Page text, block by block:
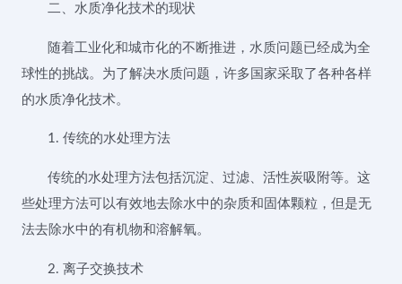
二、水质净化技术的现状
随着工业化和城市化的不断推进，水质问题已经成为全
球性的挑战。为了解决水质问题，许多国家采取了各种各样
的水质净化技术。
1. 传统的水处理方法
传统的水处理方法包括沉淀、过滤、活性炭吸附等。这
些处理方法可以有效地去除水中的杂质和固体颗粒，但是无
法去除水中的有机物和溶解氧。
2. 离子交换技术